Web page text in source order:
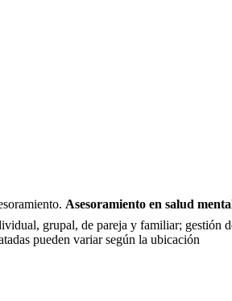
Asesoramiento en salud
grupal, de pareja y familiar; gestión
pueden variar según la ubicación